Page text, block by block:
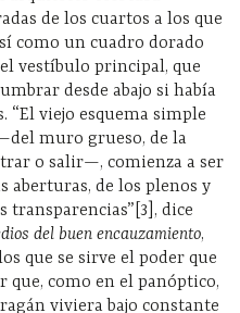
de los cuartos a los que
como un cuadro dorado
vestíbulo principal, que
desde abajo si había
“El viejo esquema simple
muro grueso, de la
o salir—, comienza a ser
aberturas, de los plenos y
transparencias”[3], dice
del buen encauzamiento,
que se sirve el poder que
que, como en el panóptico,
viviera bajo constante